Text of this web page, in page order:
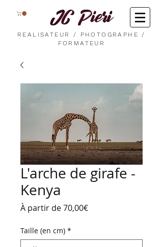
REALISATEUR / PHOTOGRAPHE /
FORMATEUR
L'arche de girafe -
Kenya
À partir de70,00€Prix
Taille (en cm) *